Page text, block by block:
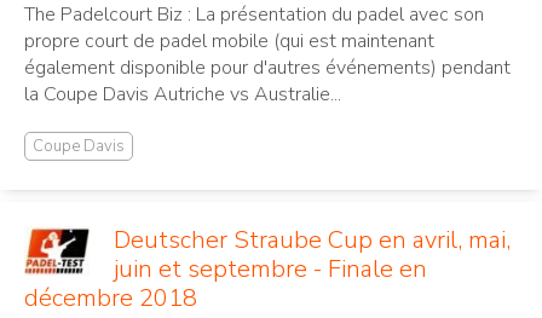
The Padelcourt Biz : La présentation du padel avec son
propre court de padel mobile (qui est maintenant
également disponible pour d'autres événements) pendant
la Coupe Davis Autriche vs Australie...
Coupe Davis
Deutscher Straube Cup en avril, mai,
juin et septembre - Finale en
décembre 2018